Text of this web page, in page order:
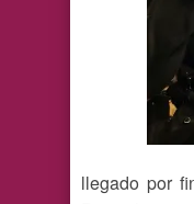
llegado por